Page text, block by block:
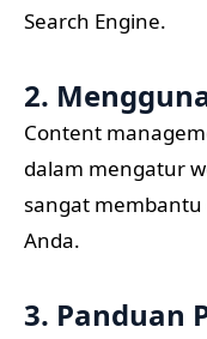
Search Engine.
2.
Content
dalam mengatur
sangat
Anda.
3. Panduan